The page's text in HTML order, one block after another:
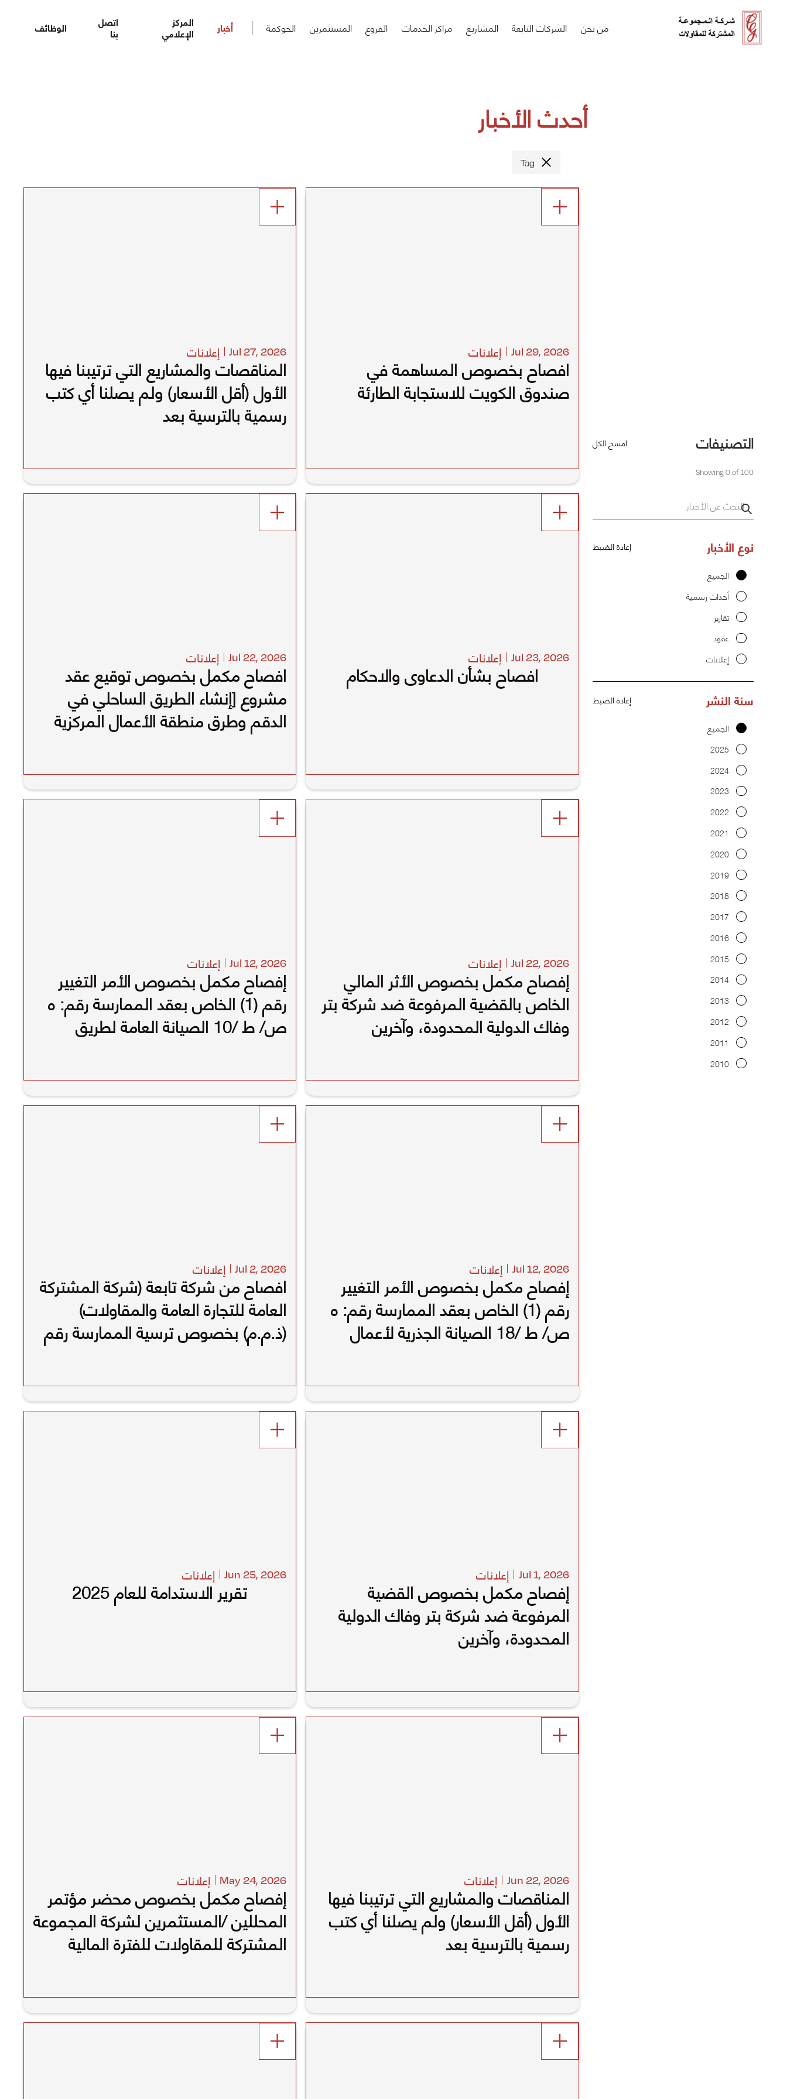
من نحن الشركات التابعة المشاريع مراكز الخدمات الفروع المستثمرين الحوكمة أخبار المركز
الإعلامي
اتصل
بنا الوظائف
أحدث الأخبار
التصنيفات امسح الكل
Showing0of100
نوع الأخبار
إعادة الضبط
الجميع
أحداث رسمية
تقارير
عقود
إعلانات
سنة النشر
إعادة الضبط
الجميع
2025
2024
2023
2022
2021
2020
2019
2018
2017
2016
2015
2014
2013
2012
2011
2010
Tag
2026
,
Jul 29 إعلانات
افصاح بخصوص المساهمة في
صندوق الكويت للاستجابة الطارئة
2026
,
Jul 27 إعلانات
المناقصات والمشاريع التي ترتيبنا فيها
الأول (أقل الأسعار) ولم يصلنا أي كتب
رسمية بالترسية بعد
2026
,
Jul 23 إعلانات
افصاح بشأن الدعاوى والاحكام
2026
,
Jul 22 إعلانات
افصاح مكمل بخصوص توقيع عقد
مشروع [إنشاء الطريق الساحلي في
الدقم وطرق منطقة الأعمال المركزية
في الدقم مشروع C056-OM-03)]
2026
,
Jul 22 إعلانات
إفصاح مكمل بخصوص الأثر المالي
الخاص بالقضية المرفوعة ضد شركة بتر
وفاك الدولية المحدودة، وآخرين
2026
,
Jul 12 إعلانات
إفصاح مكمل بخصوص الأمر التغيير
رقم (1) الخاص بعقد الممارسة رقم: ه
ص/ ط /10 الصيانة العامة لطريق
2026
,
Jul 12 إعلانات
إفصاح مكمل بخصوص الأمر التغيير
رقم (1) الخاص بعقد الممارسة رقم: ه
ص/ ط /18 الصيانة الجذرية لأعمال
2026
,
Jul 2 إعلانات
افصاح من شركة تابعة (شركة المشتركة
العامة للتجارة العامة والمقاولات)
(ذ.م.م) بخصوص ترسية الممارسة رقم
2026
,
Jul 1 إعلانات
إفصاح مكمل بخصوص القضية
المرفوعة ضد شركة بتر وفاك الدولية
المحدودة، وآخرين
2026
,
Jun 25 إعلانات
تقرير الاستدامة للعام 2025
2026
,
Jun 22 إعلانات
المناقصات والمشاريع التي ترتيبنا فيها
الأول (أقل الأسعار) ولم يصلنا أي كتب
رسمية بالترسية بعد
2026
,
May 24 إعلانات
إفصاح مكمل بخصوص محضر مؤتمر
المحللين /المستثمرين لشركة المجموعة
المشتركة للمقاولات للفترة المالية